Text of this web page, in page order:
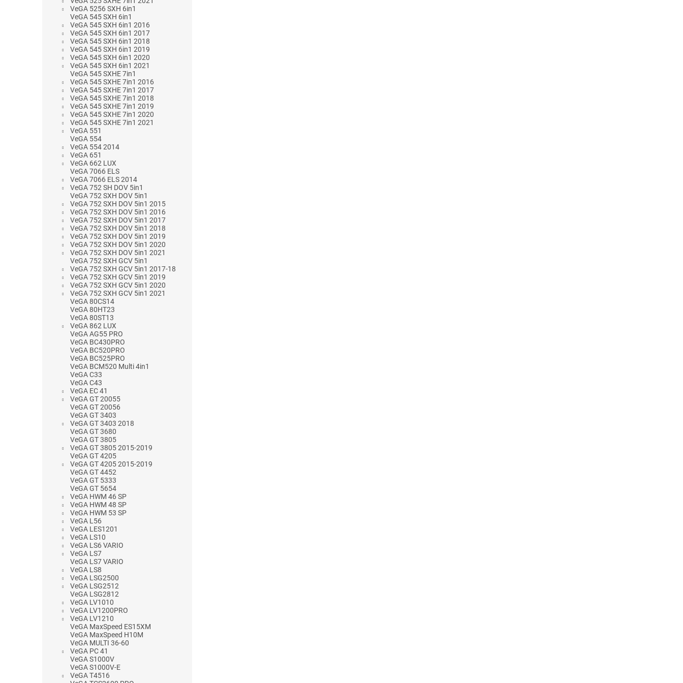
VeGA 5256 SXH 6in1
VeGA 545 SXH 6in1
VeGA 545 SXH 6in1 2016
VeGA 545 SXH 6in1 2017
VeGA 545 SXH 6in1 2018
VeGA 545 SXH 6in1 2019
VeGA 545 SXH 6in1 2020
VeGA 545 SXH 6in1 2021
VeGA 545 SXHE 7in1
VeGA 545 SXHE 7in1 2016
VeGA 545 SXHE 7in1 2017
VeGA 545 SXHE 7in1 2018
VeGA 545 SXHE 7in1 2019
VeGA 545 SXHE 7in1 2020
VeGA 545 SXHE 7in1 2021
VeGA 551
VeGA 554
VeGA 554 2014
VeGA 651
VeGA 662 LUX
VeGA 7066 ELS
VeGA 7066 ELS 2014
VeGA 752 SH DOV 5in1
VeGA 752 SXH DOV 5in1
VeGA 752 SXH DOV 5in1 2015
VeGA 752 SXH DOV 5in1 2016
VeGA 752 SXH DOV 5in1 2017
VeGA 752 SXH DOV 5in1 2018
VeGA 752 SXH DOV 5in1 2019
VeGA 752 SXH DOV 5in1 2020
VeGA 752 SXH DOV 5in1 2021
VeGA 752 SXH GCV 5in1
VeGA 752 SXH GCV 5in1 2017-18
VeGA 752 SXH GCV 5in1 2019
VeGA 752 SXH GCV 5in1 2020
VeGA 752 SXH GCV 5in1 2021
VeGA 80CS14
VeGA 80HT23
VeGA 80ST13
VeGA 862 LUX
VeGA AG55 PRO
VeGA BC430PRO
VeGA BC520PRO
VeGA BC525PRO
VeGA BCM520 Multi 4in1
VeGA C33
VeGA C43
VeGA EC 41
VeGA GT 20055
VeGA GT 20056
VeGA GT 3403
VeGA GT 3403 2018
VeGA GT 3680
VeGA GT 3805
VeGA GT 3805 2015-2019
VeGA GT 4205
VeGA GT 4205 2015-2019
VeGA GT 4452
VeGA GT 5333
VeGA GT 5654
VeGA HWM 46 SP
VeGA HWM 48 SP
VeGA HWM 53 SP
VeGA L56
VeGA LES1201
VeGA LS10
VeGA LS6 VARIO
VeGA LS7
VeGA LS7 VARIO
VeGA LS8
VeGA LSG2500
VeGA LSG2512
VeGA LSG2812
VeGA LV1010
VeGA LV1200PRO
VeGA LV1210
VeGA MaxSpeed ES15XM
VeGA MaxSpeed H10M
VeGA MULTI 36-60
VeGA PC 41
VeGA S1000V
VeGA S1000V-E
VeGA T4516